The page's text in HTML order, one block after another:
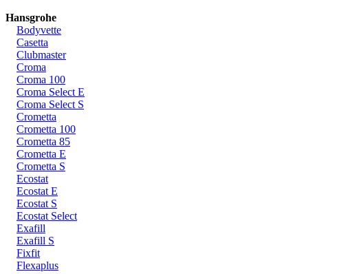
Hansgrohe
Bodyvette
Casetta
Clubmaster
Croma
Croma 100
Croma Select E
Croma Select S
Crometta
Crometta 100
Crometta 85
Crometta E
Crometta S
Ecostat
Ecostat E
Ecostat S
Ecostat Select
Exafill
Exafill S
Fixfit
Flexaplus